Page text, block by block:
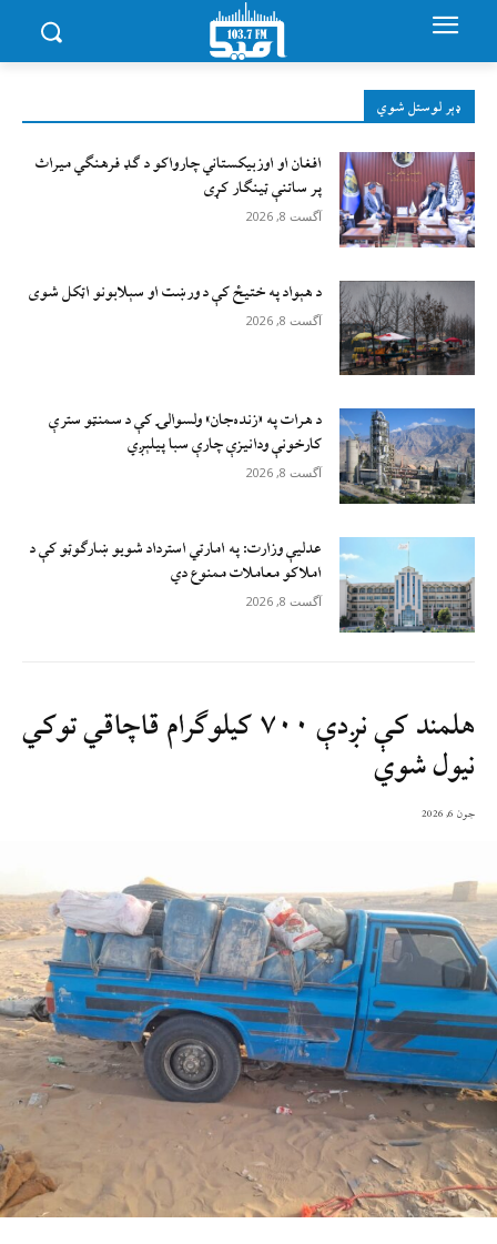
ډېر لوستل شوي
افغان او اوزبیکستاني چارواکو د ګډ فرهنګي میراث
پر ساتنې ټینګار کړی
آگست 8, 2026
د هېواد په ختیځ کې د ورښت او سېلابونو اټکل شوی
آگست 8, 2026
د هرات په «زنده‌جان» ولسوالۍ کې د سمنټو سترې
کارخونې ودانیزې چارې سبا پیلېږي
آگست 8, 2026
عدلیې وزارت: په امارتي استرداد شویو ښارګوټو کې د
املاکو معاملات ممنوع دي
آگست 8, 2026
هلمند کې نږدې ۷۰۰ کیلوګرام قاچاقي توکي
نیول شوي
جون 6, 2026